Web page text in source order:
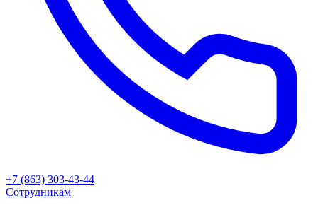
+7 (863) 303-43-44
Сотрудникам